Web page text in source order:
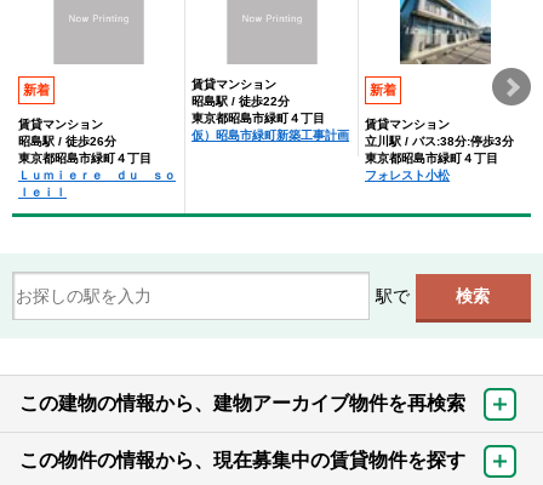
新着
賃貸マンション
昭島駅 / 徒歩26分
東京都昭島市緑町４丁目
Ｌｕｍｉｅｒｅ ｄｕ ｓｏ
ｌｅｉｌ
賃貸マンション
昭島駅 / 徒歩22分
東京都昭島市緑町４丁目
仮）昭島市緑町新築工事計画
新着
賃貸マンション
立川駅 / バス:38分:停歩3分
東京都昭島市緑町４丁目
フォレスト小松
駅で
この建物の情報から、建物アーカイブ物件を再検索
この物件の情報から、現在募集中の賃貸物件を探す